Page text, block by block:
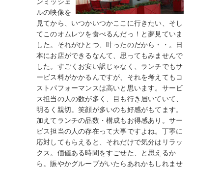
ルの映像を
見てから、いつかいつかここに行きたい、そし
てこのオムレツを食べるんだっ！と夢見ていま
した。それがひとつ、叶ったのだから・・。日
本にお店ができるなんて、思ってもみませんで
した。すごくお安い訳じゃなく、ランチでもサ
ービス料がかかるんですが、それを考えてもコ
ストパフォーマンスは高いと思います。サービ
ス担当の人の数が多く、目も行き届いていて、
明るく親切。笑顔が多いのも好感がもてます。
加えてランチの品数・構成もお得感あり。サー
ビス担当の人の存在って大事ですよね。丁寧に
応対してもらえると、それだけで気分はリラッ
クス。価値ある時間をすごせた、と思えるか
ら。賑やかグループがいたらあれかもしれませ